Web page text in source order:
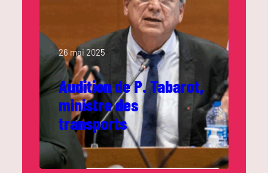
26 mai 2025
Audition de P. Tabarot,
ministre des
transports